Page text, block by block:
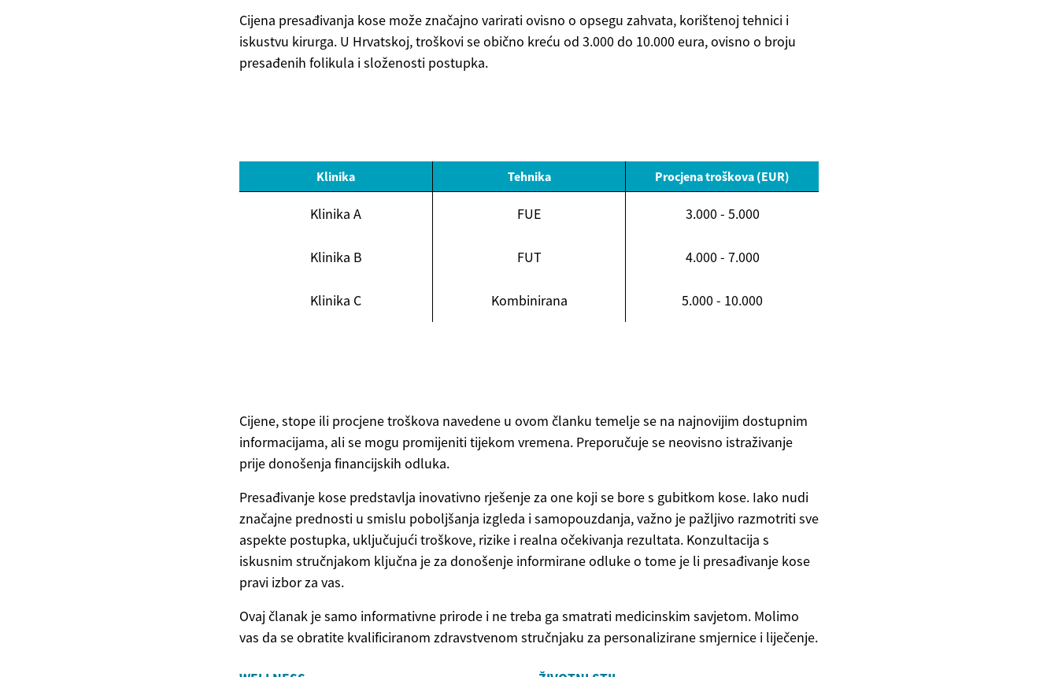
Cijena presađivanja kose može značajno varirati ovisno o opsegu zahvata, korištenoj tehnici i
iskustvu kirurga. U Hrvatskoj, troškovi se obično kreću od 3.000 do 10.000 eura, ovisno o broju
presađenih folikula i složenosti postupka.
Klinika Tehnika Procjena troškova (EUR)
Klinika A FUE 3.000 - 5.000
Klinika B FUT 4.000 - 7.000
Klinika C Kombinirana 5.000 - 10.000
Cijene, stope ili procjene troškova navedene u ovom članku temelje se na najnovijim dostupnim
informacijama, ali se mogu promijeniti tijekom vremena. Preporučuje se neovisno istraživanje
prije donošenja financijskih odluka.
Presađivanje kose predstavlja inovativno rješenje za one koji se bore s gubitkom kose. Iako nudi
značajne prednosti u smislu poboljšanja izgleda i samopouzdanja, važno je pažljivo razmotriti sve
aspekte postupka, uključujući troškove, rizike i realna očekivanja rezultata. Konzultacija s
iskusnim stručnjakom ključna je za donošenje informirane odluke o tome je li presađivanje kose
pravi izbor za vas.
Ovaj članak je samo informativne prirode i ne treba ga smatrati medicinskim savjetom. Molimo
vas da se obratite kvalificiranom zdravstvenom stručnjaku za personalizirane smjernice i liječenje.